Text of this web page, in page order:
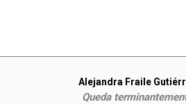
Alejandra Fraile
Queda